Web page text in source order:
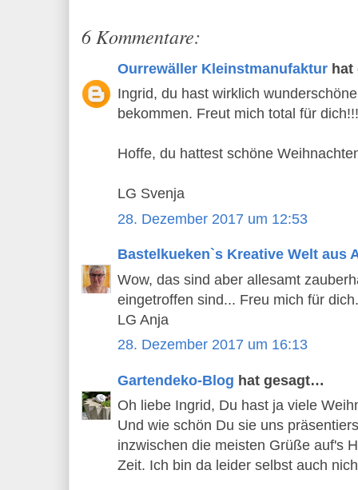
6 Kommentare:
Ourrewäller Kleinstmanufaktur
Ingrid, du hast wirklich
bekommen. Freut mich total für dich!!!
Hoffe, du hattest schöne
LG Svenja
28. Dezember 2017 um 12:53
Bastelkueken`s Kreative Welt aus
Wow, das sind aber allesamt
eingetroffen sind... Freu mich für dich.
LG Anja
28. Dezember 2017 um 16:13
Gartendeko-Blog hat gesagt…
Oh liebe Ingrid, Du hast ja viele
Und wie schön Du sie uns
inzwischen die meisten Grüße auf's
Zeit. Ich bin da leider selbst auch